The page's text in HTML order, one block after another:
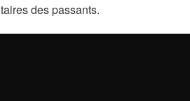
des passants.